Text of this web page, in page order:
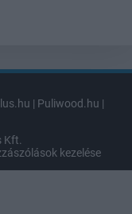
| Puliwood.hu |
Kft.
kezelése